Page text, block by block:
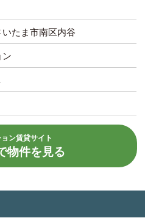
いたま市南区内谷
ン
ン賃貸サイト
物件を見る